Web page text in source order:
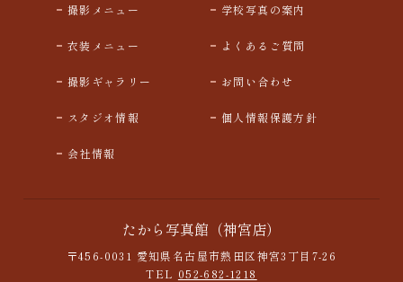
たから写真館（神宮店）
〒456-0031 愛知県名古屋市熱田区神宮3丁目7-26
TEL 052-682-1218
撮影メニュー 学校写真の案内
衣装メニュー よくあるご質問
撮影ギャラリー お問い合わせ
スタジオ情報 個人情報保護方針
会社情報